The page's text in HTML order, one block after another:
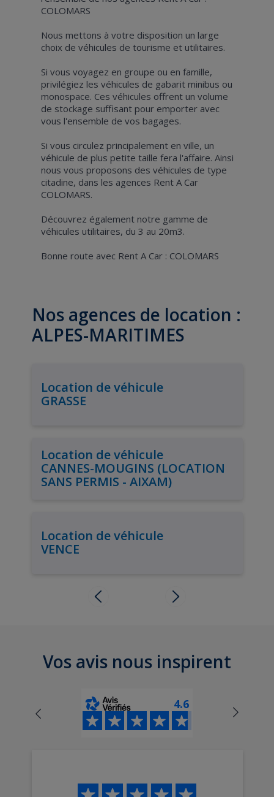
COLOMARS
Nous mettons à votre disposition un large
choix de véhicules de tourisme et utilitaires.
Si vous voyagez en groupe ou en famille,
privilégiez les véhicules de gabarit minibus ou
monospace. Ces véhicules offrent un volume
de stockage suffisant pour emporter avec
vous l'ensemble de vos bagages.
Si vous circulez principalement en ville, un
véhicule de plus petite taille fera l'affaire. Ainsi
nous vous proposons des véhicules de type
citadine, dans les agences Rent A Car
COLOMARS.
Découvrez également notre gamme de
véhicules utilitaires, du 3 au 20m3.
Bonne route avec Rent A Car : COLOMARS
Nos agences de location :
ALPES-MARITIMES
Location de véhicule
GRASSE
Location de véhicule
CANNES-MOUGINS (LOCATION
SANS PERMIS - AIXAM)
Location de véhicule
VENCE
Vos avis nous inspirent
4.6